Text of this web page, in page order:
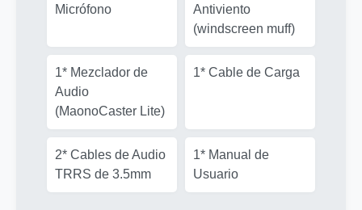
Micrófono
Antiviento
(windscreen muff)
1* Mezclador de
Audio
(MaonoCaster Lite)
1* Cable de Carga
2* Cables de Audio
TRRS de 3.5mm
1* Manual de
Usuario